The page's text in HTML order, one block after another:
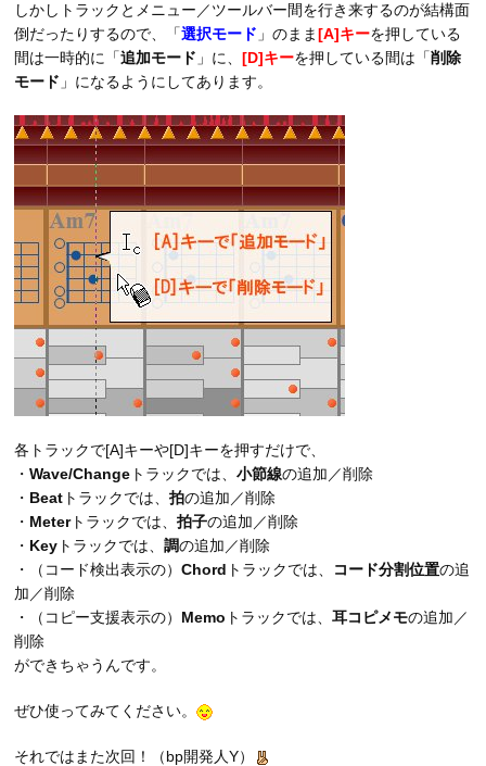
しかしトラックとメニュー／ツールバー間を行き来するのが結構面
倒だったりするので、「選択モード 」のまま[A]キーを押している
間は一時的に「追加モード 」に、[D]キーを押している間は「削除
モード 」になるようにしてあります。
各トラックで[A]キーや[D]キーを押すだけで、
・Wave/Change トラックでは、小節線の追加／削除
・ Beat トラックでは、拍の追加／削除
・ Meterトラックでは、拍子の追加／削除
・ Key トラックでは、調の追加／削除
・（コード検出表示の）Chord トラックでは、 コード分割位置の追
加／削除
・（コピー支援表示の） Memo トラックでは、耳コピメモの追加／
削除
ができちゃうんです。
ぜひ使ってみてください。
それではまた次回！（bp開発人Y）